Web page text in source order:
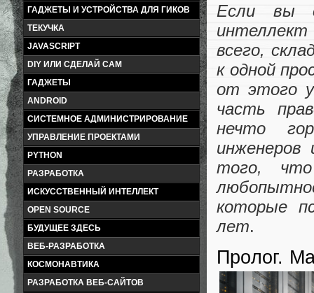
ГАДЖЕТЫ И УСТРОЙСТВА ДЛЯ ГИКОВ
ТЕКУЧКА
JAVASCRIPT
DIY ИЛИ СДЕЛАЙ САМ
ГАДЖЕТЫ
ANDROID
СИСТЕМНОЕ АДМИНИСТРИРОВАНИЕ
УПРАВЛЕНИЕ ПРОЕКТАМИ
PYTHON
РАЗРАБОТКА
ИСКУССТВЕННЫЙ ИНТЕЛЛЕКТ
OPEN SOURCE
БУДУЩЕЕ ЗДЕСЬ
ВЕБ-РАЗРАБОТКА
КОСМОНАВТИКА
РАЗРАБОТКА ВЕБ-САЙТОВ
Если вы
интеллект
всего,
к одной
от этого
часть
нечто
инженеров
того,
которые
лет.
Пролог.